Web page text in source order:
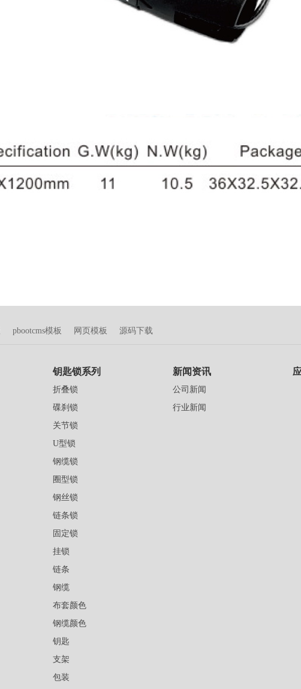
pbootcms模板 网页模板 源码下载
钥匙锁系列
折叠锁
碟刹锁
关节锁
U型锁
钢缆锁
圈型锁
钢丝锁
链条锁
固定锁
挂锁
链条
钢缆
布套颜色
钢缆颜色
钥匙
支架
包装
新闻资讯
公司新闻
行业新闻